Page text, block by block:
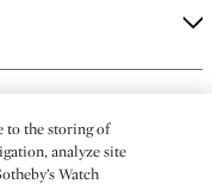
to the storing of
analyze site
Watch